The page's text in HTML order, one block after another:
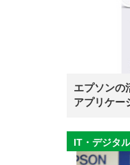
エプソンの
アプリケー
IT・デジタル